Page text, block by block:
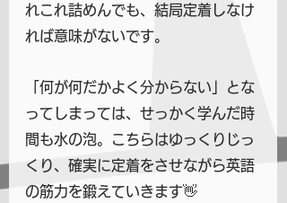
れこれ詰めんでも、結局定着しなけ
れば意味がないです。
「何が何だかよく分からない」とな
ってしまっては、せっかく学んだ時
間も水の泡。こちらはゆっくりじっ
くり、確実に定着をさせながら英語
の筋力を鍛えていきます👋